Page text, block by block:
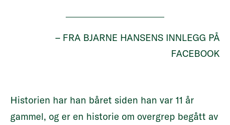
– FRA BJARNE HANSENS INNLEGG PÅ
FACEBOOK
Historien har han båret siden han var 11 år
gammel, og er en historie om overgrep begått av